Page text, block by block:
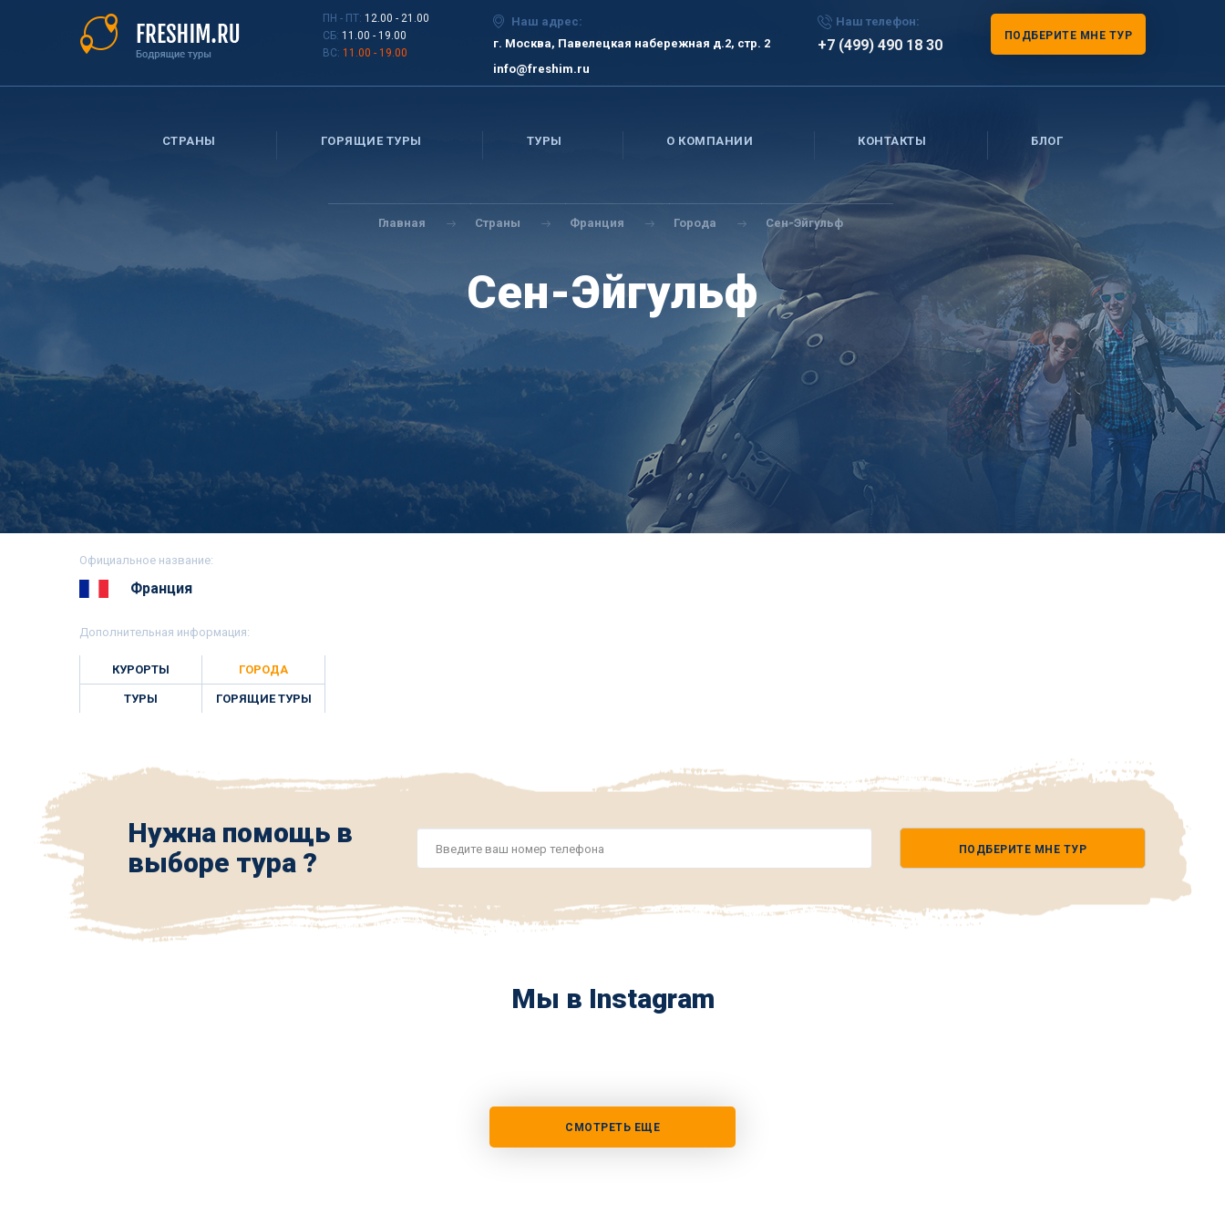
ПН - ПТ: 12.00 - 21.00
СБ: 11.00 - 19.00
ВС: 11.00 - 19.00
Наш адрес:
г. Москва, Павелецкая набережная д.2, стр. 2
info@freshim.ru
Наш телефон:
+7 (499) 490 18 30
ПОДБЕРИТЕ МНЕ ТУР
СТРАНЫ ГОРЯЩИЕ ТУРЫ ТУРЫ О КОМПАНИИ КОНТАКТЫ БЛОГ
Вы
здесь
Главная Страны Франция Города Сен-Эйгульф
Сен-Эйгульф
Официальное название:
Франция
Дополнительная информация:
КУРОРТЫ ГОРОДА
ТУРЫ ГОРЯЩИЕ ТУРЫ
Нужна помощь в
выборе тура ?
*
ПОДБЕРИТЕ МНЕ ТУР
Мы в Instagram
СМОТРЕТЬ ЕЩЕ